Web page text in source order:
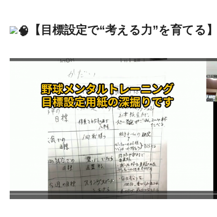
【目標設定で“考える力”を育てる